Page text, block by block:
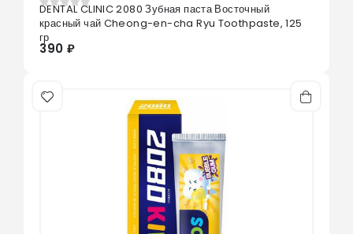
0из 5
DENTAL CLINIC 2080 Зубная паста Восточный
красный чай Cheong-en-cha Ryu Toothpaste, 125
гр
390 ₽